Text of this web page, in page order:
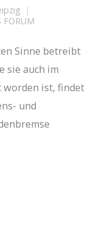
FORUM
Sinne betreibt
sie auch im
worden ist, findet
und